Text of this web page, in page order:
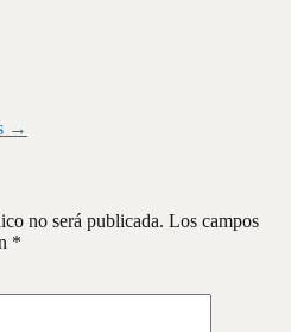
→
no será publicada. Los campos
*